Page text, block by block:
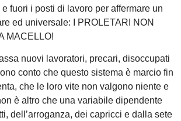
fuori i posti di lavoro per affermare un
ed universale: I PROLETARI NON
MACELLO!
nuovi lavoratori, precari, disoccupati
conto che questo sistema è marcio fin
che le loro vite non valgono niente e
è altro che una variabile dipendente
dell’arroganza, dei capricci e dalla sete